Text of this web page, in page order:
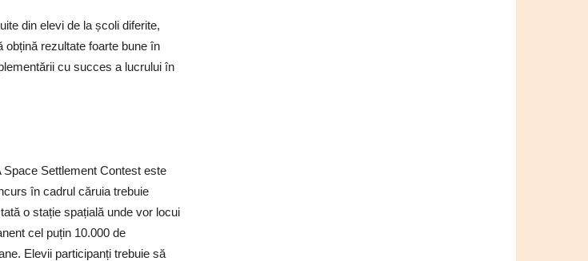
din elevi de la școli diferite,
rezultate foarte bune în
cu succes a lucrului în
Space Settlement Contest este
în cadrul căruia trebuie
o stație spațială unde vor locui
cel puțin 10.000 de
Elevii participanți trebuie să